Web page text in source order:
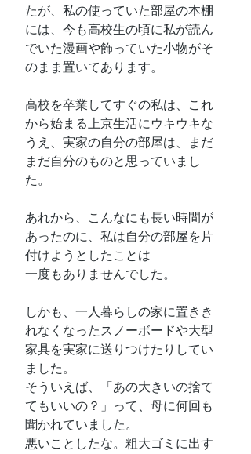
たが、私の使っていた部屋の本棚
には、今も高校生の頃に私が読ん
でいた漫画や飾っていた小物がそ
のまま置いてあります。
高校を卒業してすぐの私は、これ
から始まる上京生活にウキウキな
うえ、実家の自分の部屋は、まだ
まだ自分のものと思っていまし
た。
あれから、こんなにも長い時間が
あったのに、私は自分の部屋を片
付けようとしたことは
一度もありませんでした。
しかも、一人暮らしの家に置きき
れなくなったスノーボードや大型
家具を実家に送りつけたりしてい
ました。
そういえば、「あの大きいの捨て
てもいいの？」って、母に何回も
聞かれていました。
悪いことしたな。粗大ゴミに出す